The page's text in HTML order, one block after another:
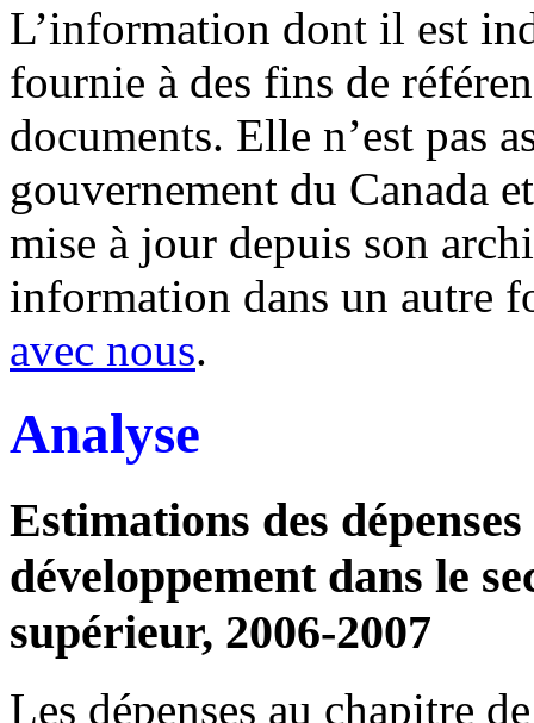
L’information dont il est
fournie à des fins de
documents. Elle n’est pas
gouvernement du Canada
mise à jour depuis son
information dans un autre
avec nous.
Analyse
Estimations des
développement dans le
supérieur, 2006-2007
Les dépenses au chapitre